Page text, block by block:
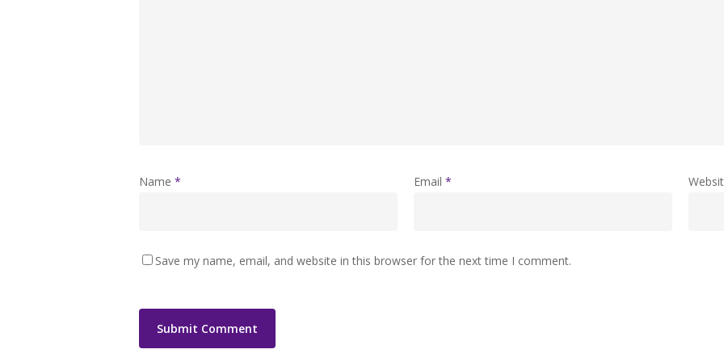
Name * Email *
Save my name, email, and website in this browser for the next time I comment.